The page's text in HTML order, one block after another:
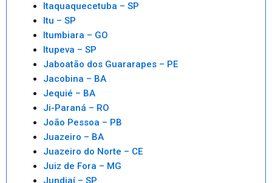
Itaquaquecetuba – SP
Itu – SP
Itumbiara – GO
Itupeva – SP
Jaboatão dos Guararapes – PE
Jacobina – BA
Jequié – BA
Ji-Paraná – RO
João Pessoa – PB
Juazeiro – BA
Juazeiro do Norte – CE
Juiz de Fora – MG
Jundiaí – SP